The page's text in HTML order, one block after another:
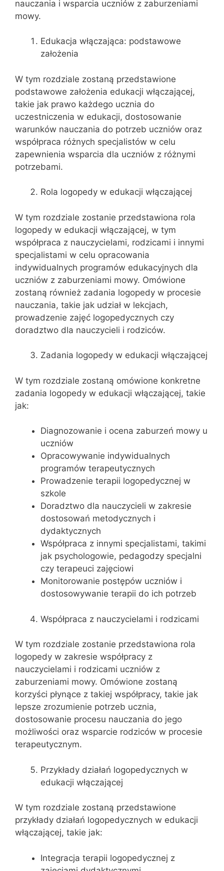
nauczania i wsparcia uczniów z zaburzeniami
mowy.
Edukacja włączająca: podstawowe
założenia
W tym rozdziale zostaną przedstawione
podstawowe założenia edukacji włączającej,
takie jak prawo każdego ucznia do
uczestniczenia w edukacji, dostosowanie
warunków nauczania do potrzeb uczniów oraz
współpraca różnych specjalistów w celu
zapewnienia wsparcia dla uczniów z różnymi
potrzebami.
Rola logopedy w edukacji włączającej
W tym rozdziale zostanie przedstawiona rola
logopedy w edukacji włączającej, w tym
współpraca z nauczycielami, rodzicami i innymi
specjalistami w celu opracowania
indywidualnych programów edukacyjnych dla
uczniów z zaburzeniami mowy. Omówione
zostaną również zadania logopedy w procesie
nauczania, takie jak udział w lekcjach,
prowadzenie zajęć logopedycznych czy
doradztwo dla nauczycieli i rodziców.
Zadania logopedy w edukacji włączającej
W tym rozdziale zostaną omówione konkretne
zadania logopedy w edukacji włączającej, takie
jak:
Diagnozowanie i ocena zaburzeń mowy u
uczniów
Opracowywanie indywidualnych
programów terapeutycznych
Prowadzenie terapii logopedycznej w
szkole
Doradztwo dla nauczycieli w zakresie
dostosowań metodycznych i
dydaktycznych
Współpraca z innymi specjalistami, takimi
jak psychologowie, pedagodzy specjalni
czy terapeuci zajęciowi
Monitorowanie postępów uczniów i
dostosowywanie terapii do ich potrzeb
Współpraca z nauczycielami i rodzicami
W tym rozdziale zostanie przedstawiona rola
logopedy w zakresie współpracy z
nauczycielami i rodzicami uczniów z
zaburzeniami mowy. Omówione zostaną
korzyści płynące z takiej współpracy, takie jak
lepsze zrozumienie potrzeb ucznia,
dostosowanie procesu nauczania do jego
możliwości oraz wsparcie rodziców w procesie
terapeutycznym.
Przykłady działań logopedycznych w
edukacji włączającej
W tym rozdziale zostaną przedstawione
przykłady działań logopedycznych w edukacji
włączającej, takie jak:
Integracja terapii logopedycznej z